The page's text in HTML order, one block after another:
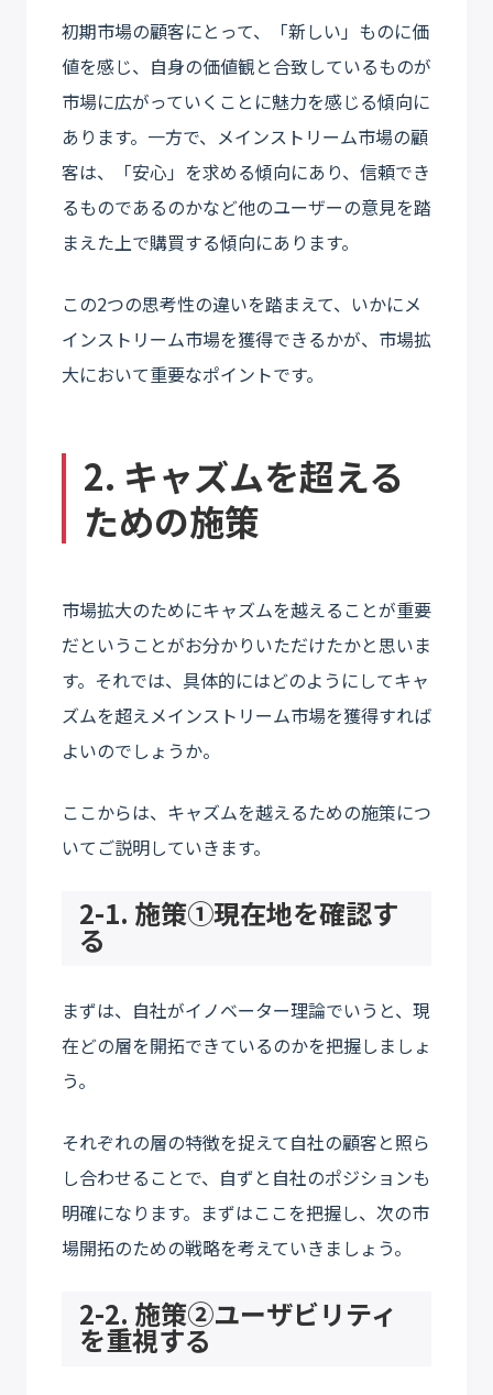
初期市場の顧客にとって、「新しい」ものに価
値を感じ、自身の価値観と合致しているものが
市場に広がっていくことに魅力を感じる傾向に
あります。一方で、メインストリーム市場の顧
客は、「安心」を求める傾向にあり、信頼でき
るものであるのかなど他のユーザーの意見を踏
まえた上で購買する傾向にあります。
この2つの思考性の違いを踏まえて、いかにメ
インストリーム市場を獲得できるかが、市場拡
大において重要なポイントです。
2. キャズムを超える
ための施策
市場拡大のためにキャズムを越えることが重要
だということがお分かりいただけたかと思いま
す。それでは、具体的にはどのようにしてキャ
ズムを超えメインストリーム市場を獲得すれば
よいのでしょうか。
ここからは、キャズムを越えるための施策につ
いてご説明していきます。
2-1. 施策①現在地を確認す
る
まずは、自社がイノベーター理論でいうと、現
在どの層を開拓できているのかを把握しましょ
う。
それぞれの層の特徴を捉えて自社の顧客と照ら
し合わせることで、自ずと自社のポジションも
明確になります。まずはここを把握し、次の市
場開拓のための戦略を考えていきましょう。
2-2. 施策②ユーザビリティ
を重視する